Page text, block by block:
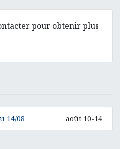
pour obtenir plus
14/08 août 10-14